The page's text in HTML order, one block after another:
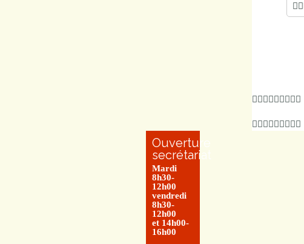
Ouverture
secrétariat
Mardi
8h30-
12h00
vendredi
8h30-
12h00
et 14h00-
16h00